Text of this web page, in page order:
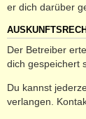
er dich darüber
Der Betreiber
dich gespeichert
Du kannst
verlangen.